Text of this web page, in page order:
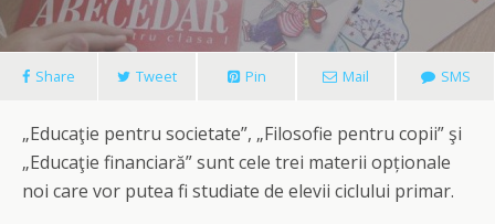
Share Tweet Pin Mail SMS
„Educaţie pentru societate”, „Filosofie pentru copii” şi
„Educaţie financiară” sunt cele trei materii opționale
noi care vor putea fi studiate de elevii ciclului primar.